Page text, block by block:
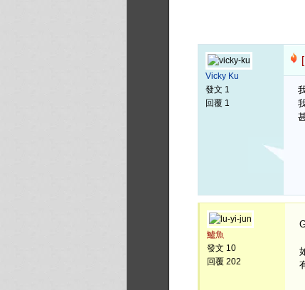
Vicky Ku
發文 1
回覆 1
鱸魚
發文 10
回覆 202